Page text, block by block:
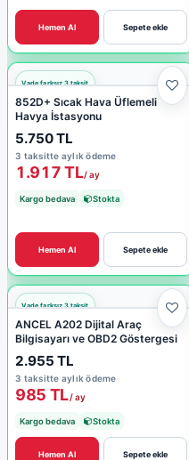
Sepete ekle
Hemen Al
852D+ Sıcak Hava Üflemeli
Havya İstasyonu
5.750 TL
3 taksitte aylık ödeme
1.917 TL/ ay
Kargo bedava Stokta
Sepete ekle
Hemen Al
ANCEL A202 Dijital Araç
Bilgisayarı ve OBD2 Göstergesi
2.955 TL
3 taksitte aylık ödeme
985 TL/ ay
Kargo bedava Stokta
Sepete ekle
Hemen Al